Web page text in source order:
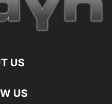
US
US